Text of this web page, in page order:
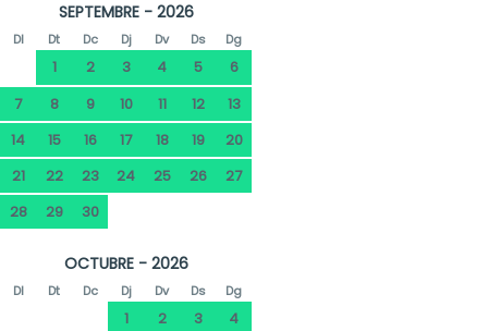
SEPTEMBRE - 2026
Dl Dt Dc Dj Dv Ds Dg
1 2 3 4 5
6
7
8 9 10 11 12
13
14
15 16 17 18 19
20
21
22 23 24 25 26
27
28
29 30
OCTUBRE - 2026
Dl Dt Dc Dj Dv Ds Dg
1 2 3
4